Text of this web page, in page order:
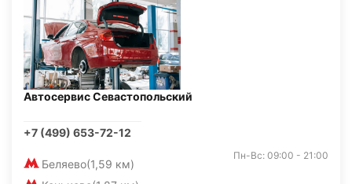
Автосервис Севастопольский
+7 (499) 653-72-12
Беляево(1,59 км)
Пн-Вс: 09:00 - 21:00